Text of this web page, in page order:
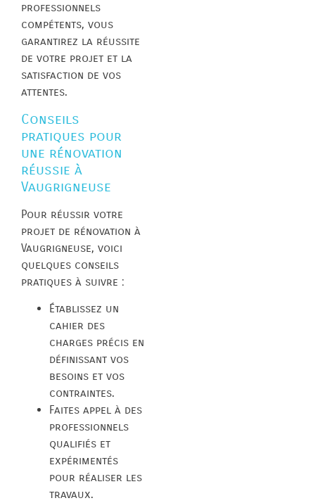
professionnels
compétents, vous
garantirez la réussite
de votre projet et la
satisfaction de vos
attentes.
Conseils
pratiques pour
une rénovation
réussie à
Vaugrigneuse
Pour réussir votre
projet de rénovation à
Vaugrigneuse, voici
quelques conseils
pratiques à suivre :
Établissez un
cahier des
charges précis en
définissant vos
besoins et vos
contraintes.
Faites appel à des
professionnels
qualifiés et
expérimentés
pour réaliser les
travaux.